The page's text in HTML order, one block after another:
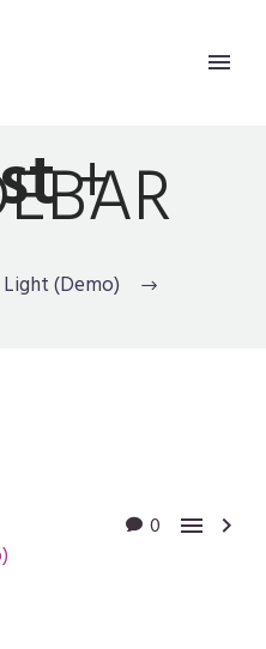
+
(Demo)
0  